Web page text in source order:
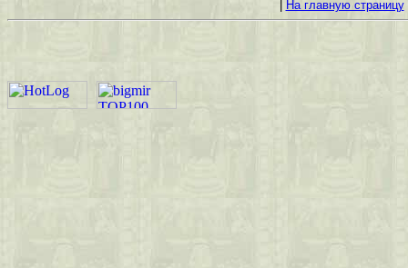
На главную страницу